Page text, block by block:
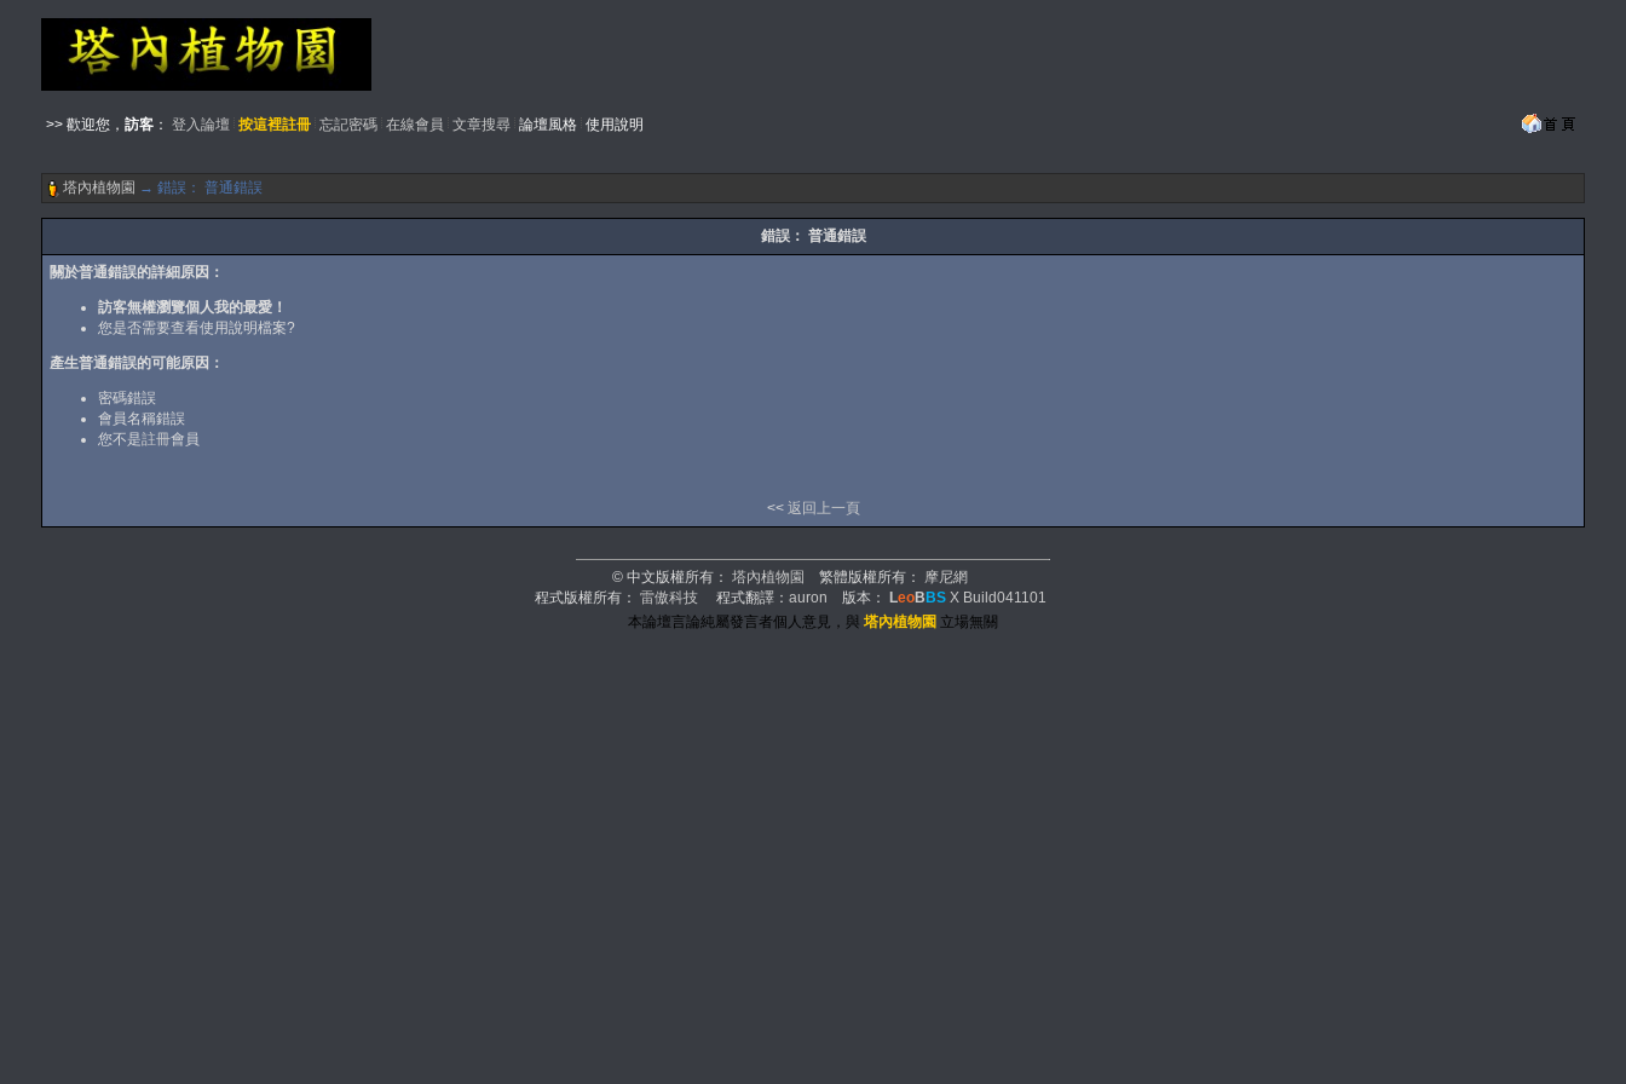
>> 歡迎您， 訪客 ： 登入論壇 按這裡註冊 忘記密碼 在線會員 文章搜尋 論壇風格 使用說明
塔內植物園 → 錯誤： 普通錯誤
錯誤： 普通錯誤
關於普通錯誤的詳細原因：
訪客無權瀏覽個人我的最愛！
您是否需要查看使用說明檔案?
產生普通錯誤的可能原因：
密碼錯誤
會員名稱錯誤
您不是註冊會員
<< 返回上一頁
© 中文版權所有： 塔內植物園 繁體版權所有： 摩尼網
程式版權所有： 雷傲科技程式翻譯： auron 版本： LeoB BSX Build041101
本論壇言論純屬發言者個人意見，與 塔內植物園 立場無關